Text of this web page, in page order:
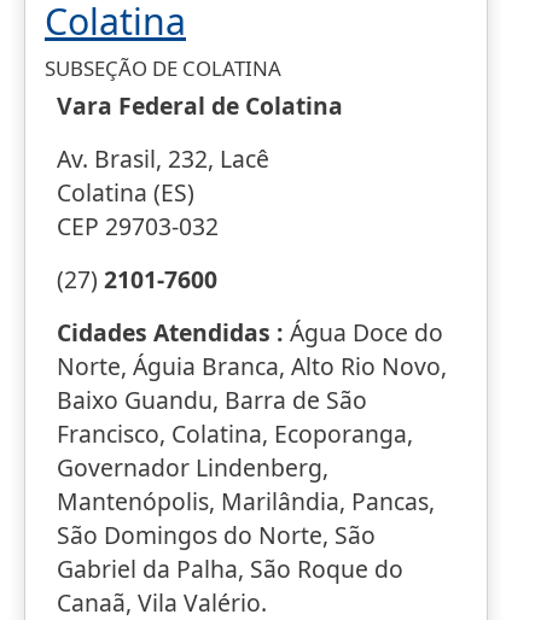
Colatina
SUBSEÇÃO DE COLATINA
Vara Federal de Colatina
Av. Brasil, 232, Lacê
Colatina (ES)
CEP 29703-032
(27) 2101-7600
Cidades Atendidas : Água Doce do
Norte, Águia Branca, Alto Rio Novo,
Baixo Guandu, Barra de São
Francisco, Colatina, Ecoporanga,
Governador Lindenberg,
Mantenópolis, Marilândia, Pancas,
São Domingos do Norte, São
Gabriel da Palha, São Roque do
Canaã, Vila Valério.